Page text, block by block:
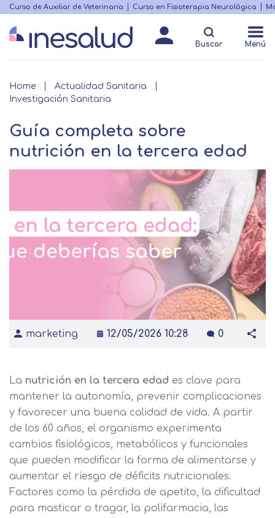
Skip
main
content
Menú
destacado
Curso de Auxiliar de Veterinaria Curso en Fisioterapia Neurológica
Buscar Menú
Breadcrumb
Home
Actualidad Sanitaria
Investigación Sanitaria
Guía completa sobre
nutrición en la tercera edad
marketing 12/05/2026 10:28 0
La nutrición en la tercera edad es clave para
mantener la autonomía, prevenir complicaciones
y favorecer una buena calidad de vida. A partir
de los 60 años, el organismo experimenta
cambios fisiológicos, metabólicos y funcionales
que pueden modificar la forma de alimentarse y
aumentar el riesgo de déficits nutricionales.
Factores como la pérdida de apetito, la dificultad
para masticar o tragar, la polifarmacia, las
Matricularme